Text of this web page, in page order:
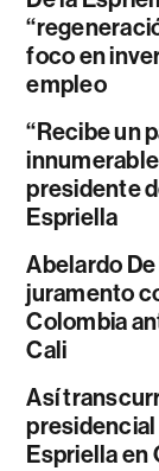
foco en
empleo
“Recibe un
presidente
Espriella
Abelardo
juramento
Colombia
Cali
Así
presidencial
Espriella en